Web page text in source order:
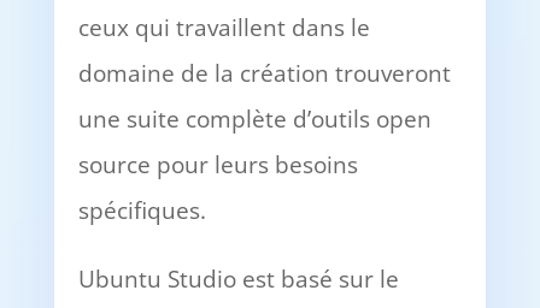
ceux qui travaillent dans le
domaine de la création trouveront
une suite complète d’outils open
source pour leurs besoins
spécifiques.
Ubuntu Studio est basé sur le